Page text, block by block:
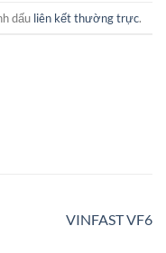
dấu liên kết thường trực.
VINFAST VF6